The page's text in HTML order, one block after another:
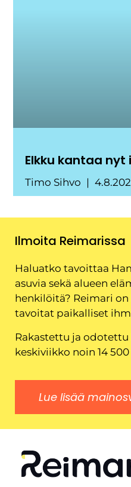
Elkku kantaa
Timo Sihvo
Ilmoita Reimarissa
Haluatko tavoittaa
asuvia sekä alueen
henkilöitä? Reimari
tavoitat paikalliset
Rakastettu ja
keskiviikko noin 14
Lue lisää